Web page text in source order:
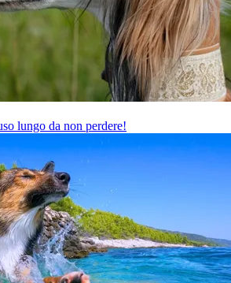
lungo da non perdere!